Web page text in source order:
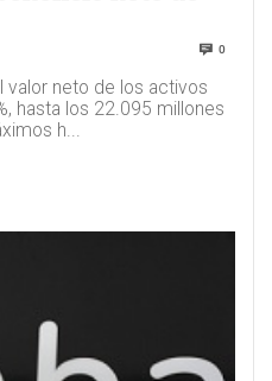
0
valor neto de los activos
hasta los 22.095 millones
h...